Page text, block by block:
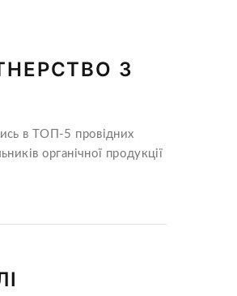
З
в ТОП-5 провідних
органічної продукції